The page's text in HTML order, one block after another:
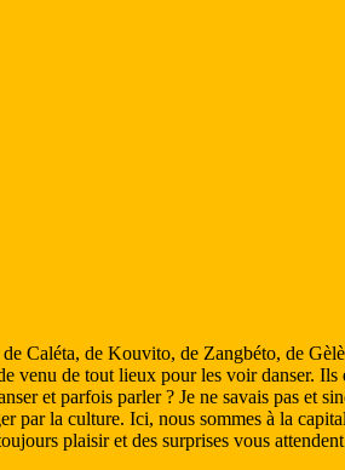
Caléta, de Kouvito, de Zangbéto, de
venu de tout lieux pour les voir danser.
et parfois parler ? Je ne savais pas et
par la culture. Ici, nous sommes à la
plaisir et des surprises vous